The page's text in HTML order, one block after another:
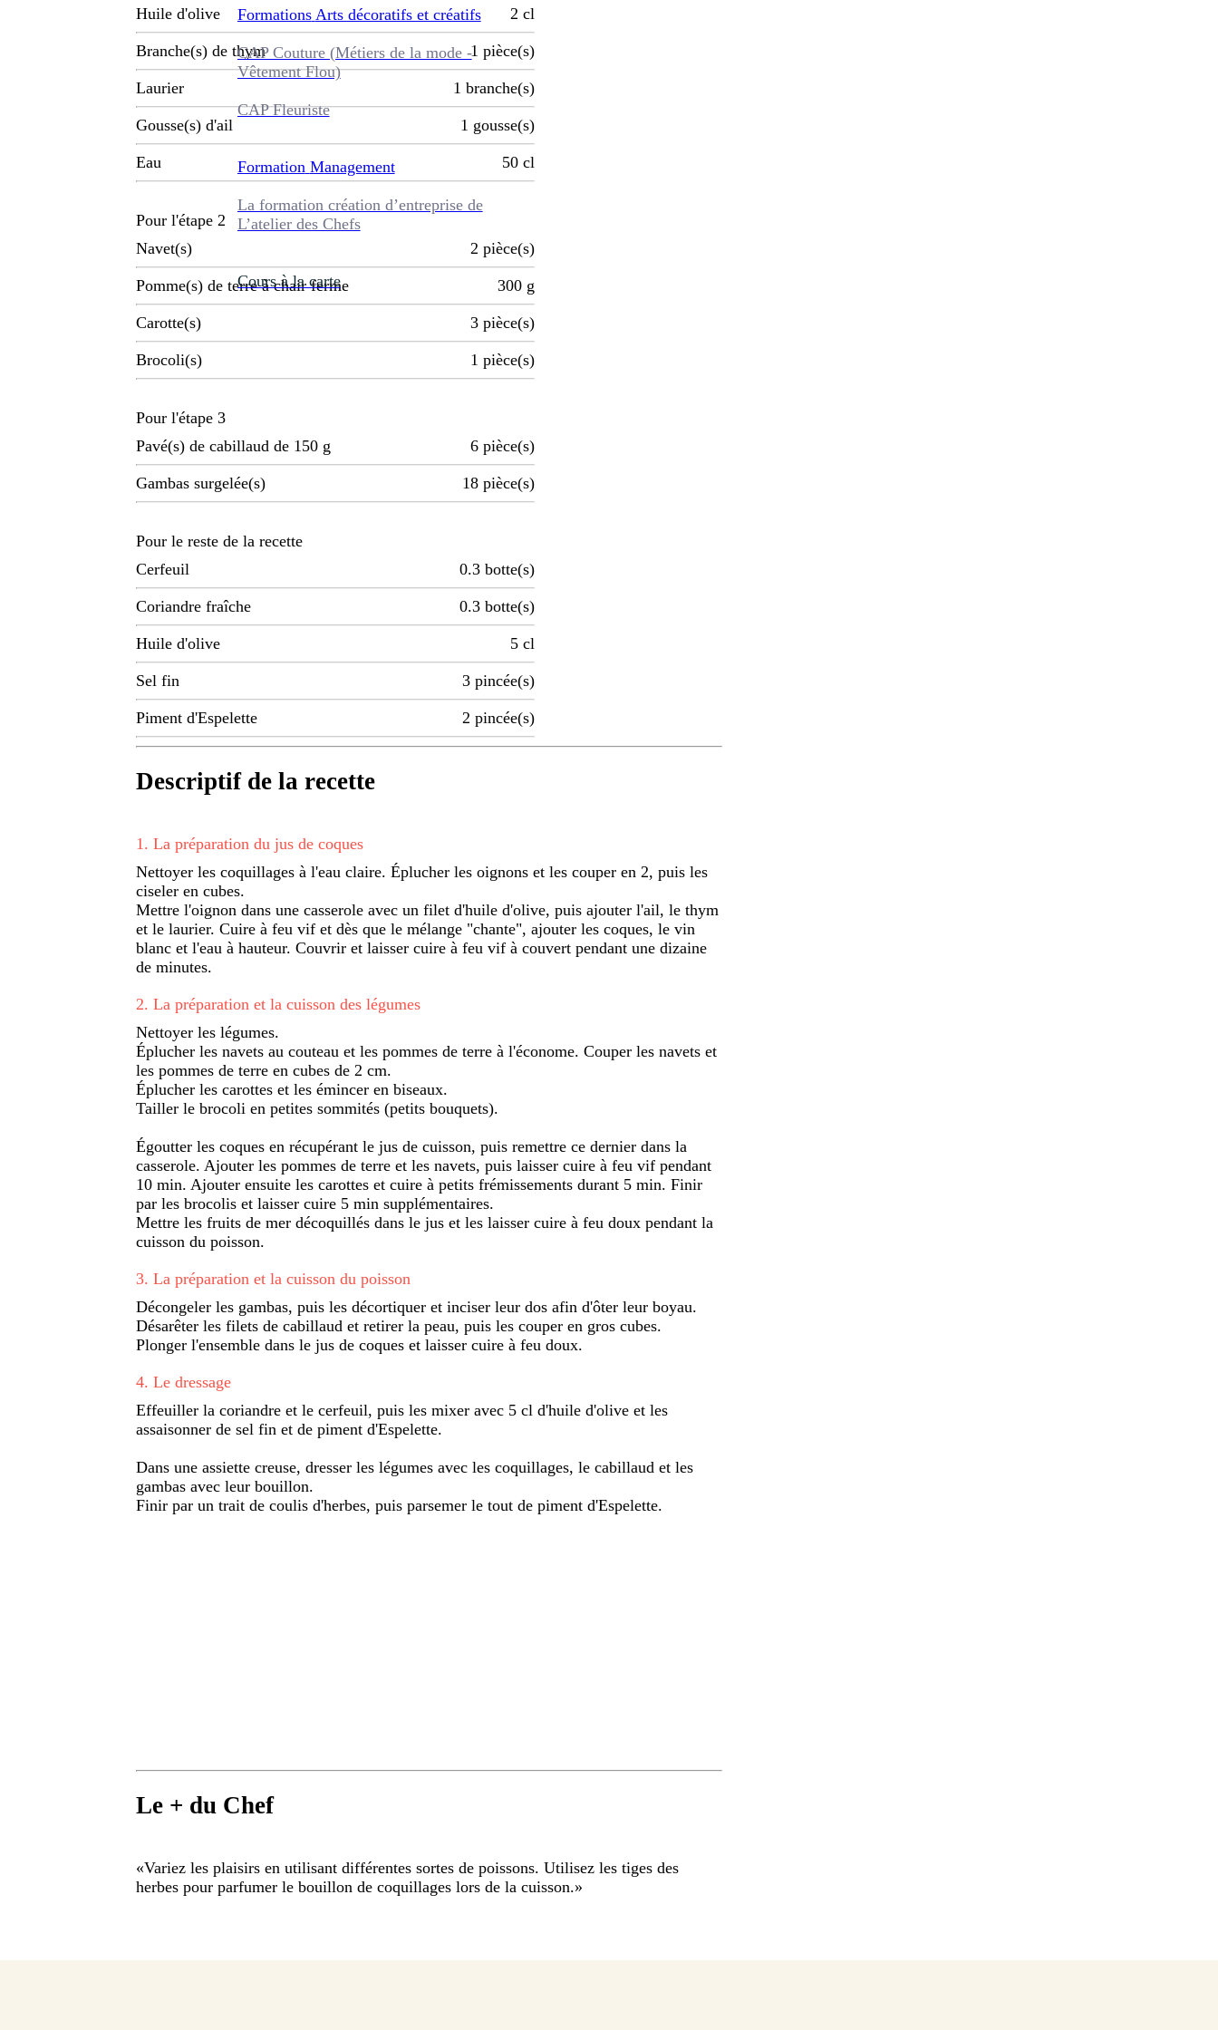
Formations Arts décoratifs et créatifs
CAP Couture (Métiers de la mode -
Vêtement Flou)
CAP Fleuriste
Formation Management
La formation création d’entreprise de
L’atelier des Chefs
Cours à la carte
Huile d'olive 2 cl
Branche(s) de thym 1 pièce(s)
Laurier 1 branche(s)
Gousse(s) d'ail 1 gousse(s)
Eau 50 cl
Pour l'étape 2
Navet(s)
2 pièce(s)
Pomme(s) de terre à chair ferme 300 g
Carotte(s) 3 pièce(s)
Brocoli(s) 1 pièce(s)
Pour l'étape 3
Pavé(s) de cabillaud de 150 g
6 pièce(s)
Gambas surgelée(s) 18 pièce(s)
Pour le reste de la recette
Cerfeuil
0.3 botte(s)
Coriandre fraîche 0.3 botte(s)
Huile d'olive 5 cl
Sel fin 3 pincée(s)
Piment d'Espelette 2 pincée(s)
Descriptif de la recette
1 . La préparation du jus de coques
Nettoyer les coquillages à l'eau claire. Éplucher les oignons et les couper en 2, puis les
ciseler en cubes.
Mettre l'oignon dans une casserole avec un filet d'huile d'olive, puis ajouter l'ail, le thym
et le laurier. Cuire à feu vif et dès que le mélange "chante", ajouter les coques, le vin
blanc et l'eau à hauteur. Couvrir et laisser cuire à feu vif à couvert pendant une dizaine
de minutes.
2. La préparation et la cuisson des légumes
Nettoyer les légumes.
Éplucher les navets au couteau et les pommes de terre à l'économe. Couper les navets et
les pommes de terre en cubes de 2 cm.
Éplucher les carottes et les émincer en biseaux.
Tailler le brocoli en petites sommités (petits bouquets).
Égoutter les coques en récupérant le jus de cuisson, puis remettre ce dernier dans la
casserole. Ajouter les pommes de terre et les navets, puis laisser cuire à feu vif pendant
10 min. Ajouter ensuite les carottes et cuire à petits frémissements durant 5 min. Finir
par les brocolis et laisser cuire 5 min supplémentaires.
Mettre les fruits de mer décoquillés dans le jus et les laisser cuire à feu doux pendant la
cuisson du poisson.
3. La préparation et la cuisson du poisson
Décongeler les gambas, puis les décortiquer et inciser leur dos afin d'ôter leur boyau.
Désarêter les filets de cabillaud et retirer la peau, puis les couper en gros cubes.
Plonger l'ensemble dans le jus de coques et laisser cuire à feu doux.
4. Le dressage
Effeuiller la coriandre et le cerfeuil, puis les mixer avec 5 cl d'huile d'olive et les
assaisonner de sel fin et de piment d'Espelette.
Dans une assiette creuse, dresser les légumes avec les coquillages, le cabillaud et les
gambas avec leur bouillon.
Finir par un trait de coulis d'herbes, puis parsemer le tout de piment d'Espelette.
Le + du Chef
«Variez les plaisirs en utilisant différentes sortes de poissons. Utilisez les tiges des
herbes pour parfumer le bouillon de coquillages lors de la cuisson.»